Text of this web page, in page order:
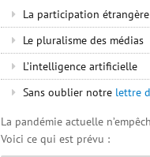
La participation
Le pluralisme des médias
L’intelligence artificielle
Sans oublier notre lettre
La pandémie actuelle
Voici ce qui est prévu :